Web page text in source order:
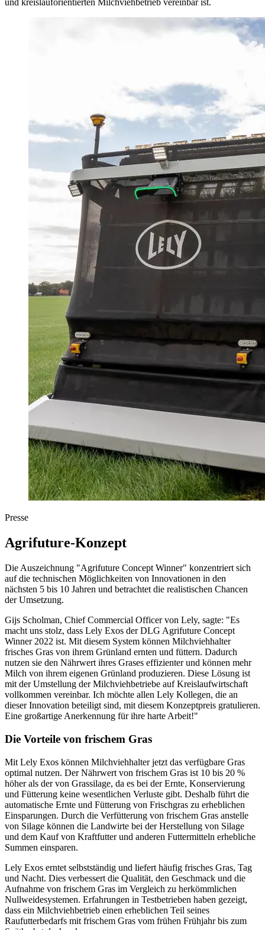
und kreislauforientierten Milchviehbetrieb vereinbar ist.
Presse
Agrifuture-Konzept
Die Auszeichnung "Agrifuture Concept Winner" konzentriert sich
auf die technischen Möglichkeiten von Innovationen in den
nächsten 5 bis 10 Jahren und betrachtet die realistischen Chancen
der Umsetzung.
Gijs Scholman, Chief Commercial Officer von Lely, sagte: "Es
macht uns stolz, dass Lely Exos der DLG Agrifuture Concept
Winner 2022 ist. Mit diesem System können Milchviehhalter
frisches Gras von ihrem Grünland ernten und füttern. Dadurch
nutzen sie den Nährwert ihres Grases effizienter und können mehr
Milch von ihrem eigenen Grünland produzieren. Diese Lösung ist
mit der Umstellung der Milchviehbetriebe auf Kreislaufwirtschaft
vollkommen vereinbar. Ich möchte allen Lely Kollegen, die an
dieser Innovation beteiligt sind, mit diesem Konzeptpreis gratulieren.
Eine großartige Anerkennung für ihre harte Arbeit!"
Die Vorteile von frischem Gras
Mit Lely Exos können Milchviehhalter jetzt das verfügbare Gras
optimal nutzen. Der Nährwert von frischem Gras ist 10 bis 20 %
höher als der von Grassilage, da es bei der Ernte, Konservierung
und Fütterung keine wesentlichen Verluste gibt. Deshalb führt die
automatische Ernte und Fütterung von Frischgras zu erheblichen
Einsparungen. Durch die Verfütterung von frischem Gras anstelle
von Silage können die Landwirte bei der Herstellung von Silage
und dem Kauf von Kraftfutter und anderen Futtermitteln erhebliche
Summen einsparen.
Lely Exos erntet selbstständig und liefert häufig frisches Gras, Tag
und Nacht. Dies verbessert die Qualität, den Geschmack und die
Aufnahme von frischem Gras im Vergleich zu herkömmlichen
Nullweidesystemen. Erfahrungen in Testbetrieben haben gezeigt,
dass ein Milchviehbetrieb einen erheblichen Teil seines
Raufutterbedarfs mit frischem Gras vom frühen Frühjahr bis zum